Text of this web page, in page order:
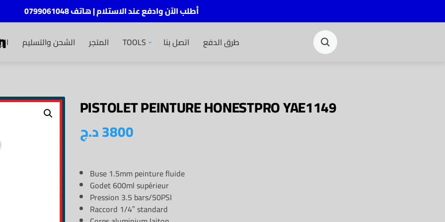
أطلب الآن وادفع عند الاستلام | هاتف 0799061048
الشحن والتسليم المتجر TOOLS اتصل بنا طرق الدفع
PISTOLET PEINTURE HONESTPRO YAE1149
3800د.ج
Buse 1.5mm peinture fluide
Godet 600ml supérieur
Pression 3.5 bars/50PSI
Raccord 1/4″ standard